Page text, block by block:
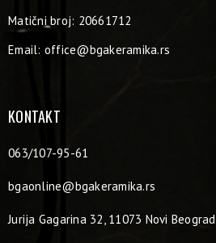
Matični broj: 20661712
Email: office@bgakeramika.rs
KONTAKT
063/107-95-61
bgaonline@bgakeramika.rs
Jurija Gagarina 32, 11073 Novi Beograd